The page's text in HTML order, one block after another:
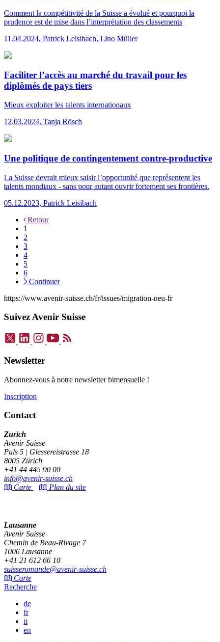
Comment la compétitivité de la Suisse a évolué et pourquoi la
prudence est de mise dans l’interprétation des classements
11.04.2024, Patrick Leisibach, Lino Müller
Faciliter l’accès au marché du travail pour les
diplômés de pays tiers
Mieux exploiter les talents internationaux
12.03.2024, Tanja Rösch
Une politique de contingentement contre-productive
La Suisse devrait mieux saisir l’opportunité que représentent les
talents mondiaux - sans pour autant ouvrir fortement ses frontières.
05.12.2023, Patrick Leisibach
Retour
1
2
3
4
5
6
Continuer
https://www.avenir-suisse.ch/fr/issues/migration-neu-fr
Suivez Avenir Suisse
Newsletter
Abonnez-vous à notre newsletter bimensuelle !
Inscription
Contact
Zurich
Avenir Suisse
Puls 5 | Giessereistrasse 18
8005 Zürich
+41 44 445 90 00
info@avenir-suisse.ch
Carte
Plan du site
Lausanne
Avenir Suisse
Chemin de Beau-Rivage 7
1006 Lausanne
+41 21 612 66 10
suisseromande@avenir-suisse.ch
Carte
Recherche
de
fr
it
en